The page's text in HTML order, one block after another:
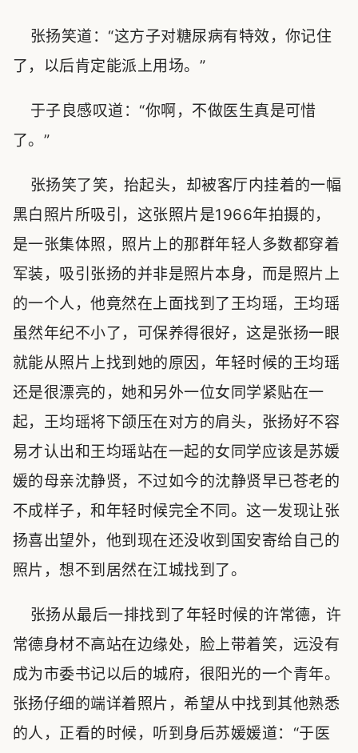
张扬笑道：“这方子对糖尿病有特效，你记住
了，以后肯定能派上用场。”
于子良感叹道：“你啊，不做医生真是可惜
了。”
张扬笑了笑，抬起头，却被客厅内挂着的一幅
黑白照片所吸引，这张照片是1966年拍摄的，
是一张集体照，照片上的那群年轻人多数都穿着
军装，吸引张扬的并非是照片本身，而是照片上
的一个人，他竟然在上面找到了王均瑶，王均瑶
虽然年纪不小了，可保养得很好，这是张扬一眼
就能从照片上找到她的原因，年轻时候的王均瑶
还是很漂亮的，她和另外一位女同学紧贴在一
起，王均瑶将下颌压在对方的肩头，张扬好不容
易才认出和王均瑶站在一起的女同学应该是苏媛
媛的母亲沈静贤，不过如今的沈静贤早已苍老的
不成样子，和年轻时候完全不同。这一发现让张
扬喜出望外，他到现在还没收到国安寄给自己的
照片，想不到居然在江城找到了。
张扬从最后一排找到了年轻时候的许常德，许
常德身材不高站在边缘处，脸上带着笑，远没有
成为市委书记以后的城府，很阳光的一个青年。
张扬仔细的端详着照片，希望从中找到其他熟悉
的人，正看的时候，听到身后苏媛媛道：“于医